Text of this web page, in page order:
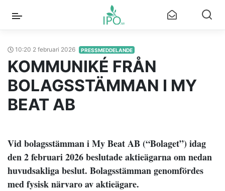
10:20 2 februari 2026 PRESSMEDDELANDE
KOMMUNIKÉ FRÅN
BOLAGSSTÄMMAN I MY
BEAT AB
Vid bolagsstämman i My Beat AB (“Bolaget”) idag
den 2 februari 2026 beslutade aktieägarna om nedan
huvudsakliga beslut. Bolagsstämman genomfördes
med fysisk närvaro av aktieägare.